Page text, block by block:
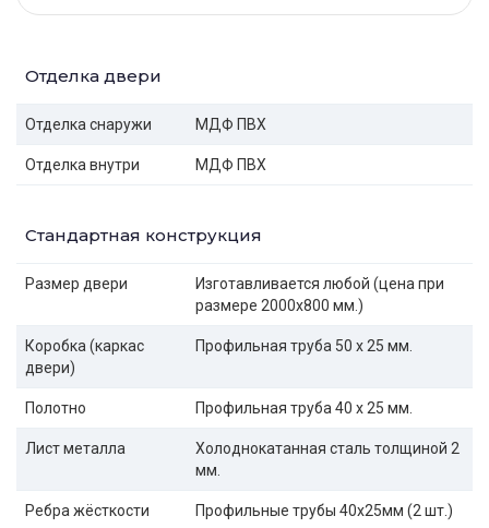
Отделка двери
Отделка снаружи МДФ ПВХ
Отделка внутри МДФ ПВХ
Стандартная конструкция
Размер двери
Изготавливается любой (цена при
размере 2000x800 мм.)
Коробка (каркас
двери)
Профильная труба 50 х 25 мм.
Полотно Профильная труба 40 х 25 мм.
Лист металла
Холоднокатанная сталь толщиной 2
мм.
Ребра жёсткости Профильные трубы 40х25мм (2 шт.)